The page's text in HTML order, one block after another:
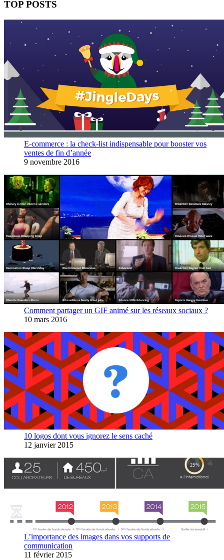
TOP POSTS
E-commerce : la check-list indispensable pour booster vos
ventes de fin d’année
9 novembre 2016
Comment partager un GIF animé sur les réseaux sociaux ?
10 mars 2016
10 logos dont vous ignorez le sens caché
12 janvier 2015
L’importance des images dans vos supports de
communication
11 février 2015